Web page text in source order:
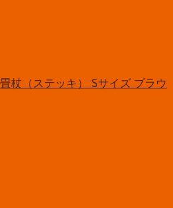
杖（ステッキ） Sサイズ ブラウ